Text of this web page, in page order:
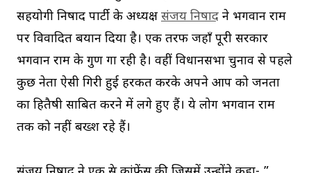
सहयोगी निषाद पार्टी के अध्यक्षसंजय निषाद ने भगवान राम
पर विवादित बयान दिया है। एक तरफ जहाँ पूरी सरकार
भगवान राम के गुण गा रही है। वहीं विधानसभा चुनाव से पहले
कुछ नेता ऐसी गिरी हुई हरकत करके अपने आप को जनता
का हितैषी साबित करने में लगे हुए हैं। ये लोग भगवान राम
तक को नहीं बख्श रहे हैं।